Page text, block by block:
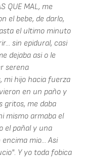
QUE MAL, me
el bebe, de darlo,
el ultimo minuto
sin epidural, casi
dejaba asi o le
serena
mi hijo hacia fuerza
en un paño y
gritos, me daba
mismo armaba el
el pañal y una
mio... Asi
Y yo toda fobica